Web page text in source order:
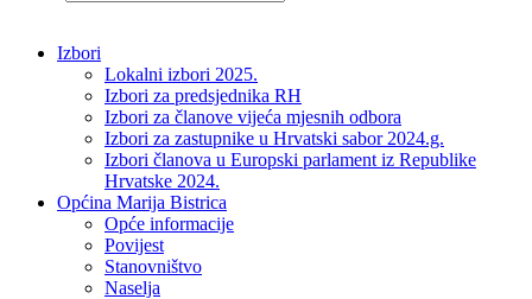
Izbori
Lokalni izbori 2025.
Izbori za predsjednika RH
Izbori za članove vijeća mjesnih odbora
Izbori za zastupnike u Hrvatski sabor 2024.g.
Izbori članova u Europski parlament iz Republike
Hrvatske 2024.
Općina Marija Bistrica
Opće informacije
Povijest
Stanovništvo
Naselja